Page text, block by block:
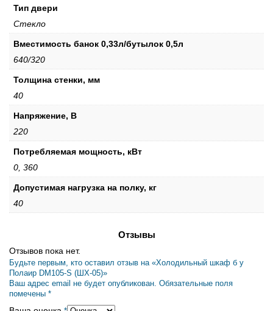
Тип двери
Стекло
Вместимость банок 0,33л/бутылок 0,5л
640/320
Толщина стенки, мм
40
Напряжение, В
220
Потребляемая мощность, кВт
0, 360
Допустимая нагрузка на полку, кг
40
Отзывы
Отзывов пока нет.
Будьте первым, кто оставил отзыв на «Холодильный шкаф б у
Полаир DM105-S (ШХ-05)»
Ваш адрес email не будет опубликован. Обязательные поля
помечены *